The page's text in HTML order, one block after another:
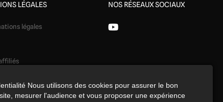
LÉGALES
légales
NOS RÉSEAUX SOCIAUX
Nous utilisons des cookies pour assurer le bon
mesurer l'audience et vous proposer une expérience